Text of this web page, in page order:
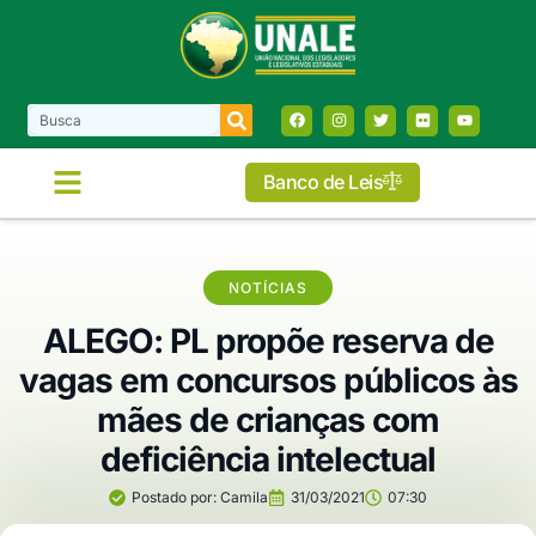
Banco de Leis
NOTÍCIAS
ALEGO: PL propõe reserva de
vagas em concursos públicos às
mães de crianças com
deficiência intelectual
Postado por: Camila 31/03/2021 07:30